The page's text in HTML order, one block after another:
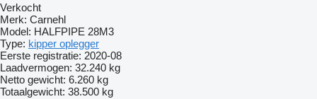
Verkocht
Merk: Carnehl
Model: HALFPIPE 28M3
Type: kipper oplegger
Eerste registratie: 2020-08
Laadvermogen: 32.240 kg
Netto gewicht: 6.260 kg
Totaalgewicht: 38.500 kg